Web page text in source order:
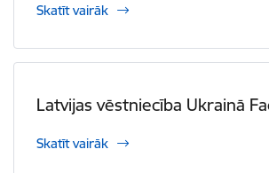
Skatīt vairāk
Latvijas vēstniecība Ukrainā
Skatīt vairāk